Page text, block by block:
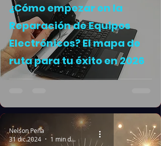
¿Cómo empezar en la
Reparación de Equipos
Electrónicos? El mapa de
ruta para tu éxito en 2026
Nelson Peña
31 dic 2024
1 min de lectura